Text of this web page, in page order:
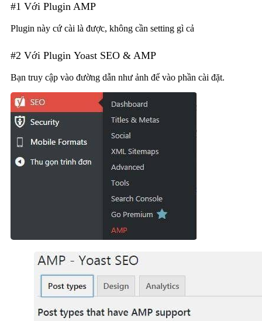
#1 Với Plugin AMP
Plugin này cứ cài là được, không cần setting gì cả
#2 Với Plugin Yoast SEO & AMP
Bạn truy cập vào đường dẫn như ảnh để vào phần cài đặt.